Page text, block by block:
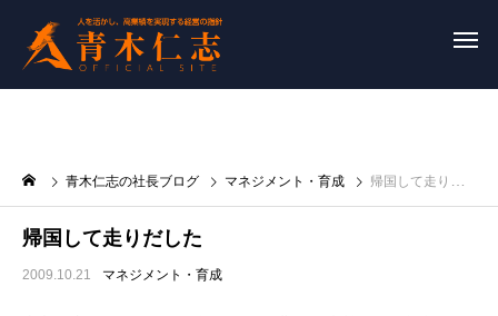
青木仁志の社長ブログ マネジメント・育成 帰国して走りだした
帰国して走りだした
2009.10.21 マネジメント・育成